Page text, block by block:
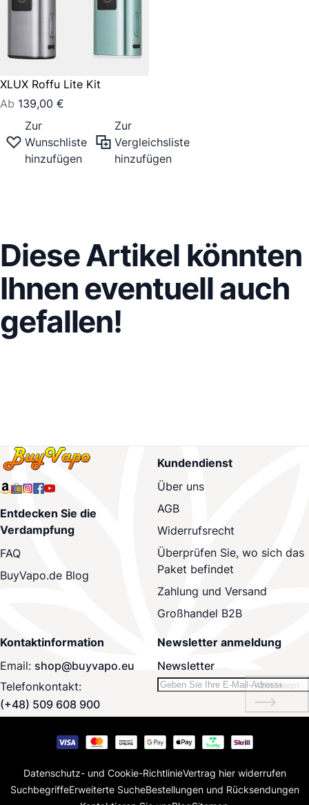
XLUX Roffu Lite Kit
Ab 139,00 €
Zur
Wunschliste
hinzufügen
Zur
Vergleichsliste
hinzufügen
Diese Artikel könnten
Ihnen eventuell auch
gefallen!
Entdecken Sie die
Verdampfung
FAQ
BuyVapo.de Blog
Kundendienst
Über uns
AGB
Widerrufsrecht
Überprüfen Sie, wo sich das
Paket befindet
Zahlung und Versand
Großhandel B2B
Kontaktinformation
Email: shop@buyvapo.eu
Telefonkontakt:
(+48) 509 608 900
Newsletter anmeldung
Newsletter
Abonnieren
Datenschutz- und Cookie-RichtlinieVertrag hier widerrufen
SuchbegriffeErweiterte SucheBestellungen und Rücksendungen